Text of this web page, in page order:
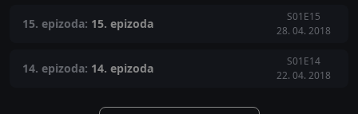
15. epizoda: 15. epizoda
S01E15
28. 04. 2018
14. epizoda: 14. epizoda
S01E14
22. 04. 2018